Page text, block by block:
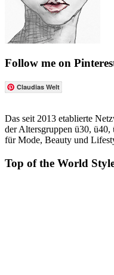
Follow me on
Claudias Welt
Das seit 2013 etablierte
der Altersgruppen ü30,
für Mode, Beauty und
Top of the World